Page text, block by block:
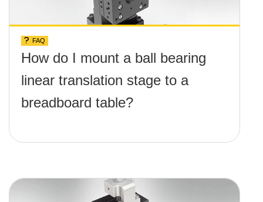
FAQ
How do I mount a ball bearing
linear translation stage to a
breadboard table?